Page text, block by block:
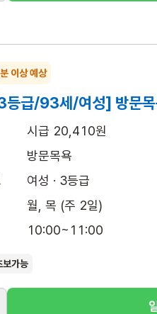
이상 예상
급/93세/여성] 방문목
시급 20,410원
방문목욕
여성 · 3등급
월, 목 (주 2일)
10:00~11:00
보가능